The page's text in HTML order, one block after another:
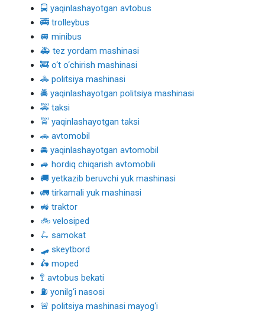
🚍 yaqinlashayotgan avtobus
🚎 trolleybus
🚐 minibus
🚑 tez yordam mashinasi
🚒 o‘t o‘chirish mashinasi
🚓 politsiya mashinasi
🚔 yaqinlashayotgan politsiya mashinasi
🚕 taksi
🚖 yaqinlashayotgan taksi
🚗 avtomobil
🚘 yaqinlashayotgan avtomobil
🚙 hordiq chiqarish avtomobili
🚚 yetkazib beruvchi yuk mashinasi
🚛 tirkamali yuk mashinasi
🚜 traktor
🚲 velosiped
🛴 samokat
🛹 skeytbord
🛵 moped
🚏 avtobus bekati
⛽ yonilg‘i nasosi
🚨 politsiya mashinasi mayog‘i